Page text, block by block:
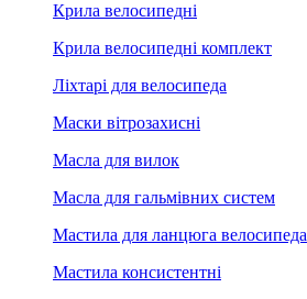
Крила велосипедні
Крила велосипедні комплект
Ліхтарі для велосипеда
Маски вітрозахисні
Масла для вилок
Масла для гальмівних систем
Мастила для ланцюга велосипеда
Мастила консистентні